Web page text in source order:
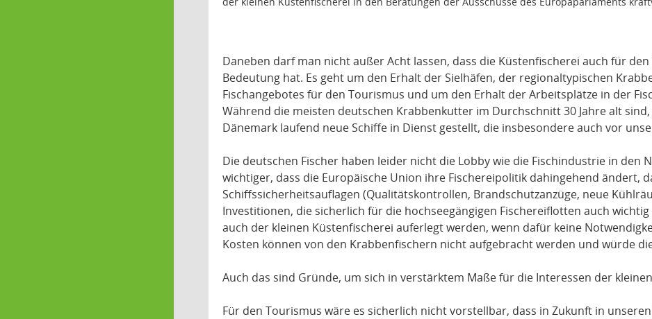
Daneben darf man nicht außer Acht lassen, dass die Küstenfischerei auch für
Bedeutung hat. Es geht um den Erhalt der Sielhäfen, der regionaltypischen
Fischangebotes für den Tourismus und um den Erhalt der Arbeitsplätze in der
Während die meisten deutschen Krabbenkutter im Durchschnitt 30 Jahre alt
Dänemark laufend neue Schiffe in Dienst gestellt, die insbesondere auch vor
Die deutschen Fischer haben leider nicht die Lobby wie die Fischindustrie in den
wichtiger, dass die Europäische Union ihre Fischereipolitik dahingehend ändert,
Schiffssicherheitsauflagen (Qualitätskontrollen, Brandschutzanzüge, neue
Investitionen, die sicherlich für die hochseegängigen Fischereiflotten auch
auch der kleinen Küstenfischerei auferlegt werden, wenn dafür keine
Kosten können von den Krabbenfischern nicht aufgebracht werden und würde
Auch das sind Gründe, um sich in verstärktem Maße für die Interessen der
Für den Tourismus wäre es sicherlich nicht vorstellbar, dass in Zukunft in